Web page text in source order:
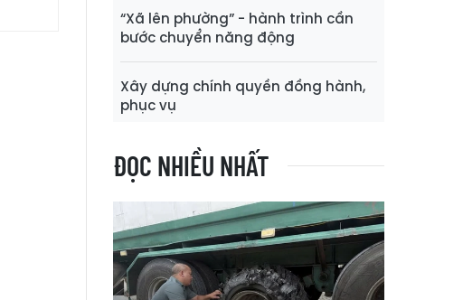
“Xã lên phường” - hành trình cần
bước chuyển năng động
Xây dựng chính quyền đồng hành,
phục vụ
ĐỌC NHIỀU NHẤT